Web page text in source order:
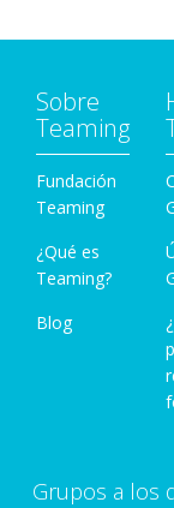
Sobre
Teaming
Fundación
Teaming
¿Qué es
Teaming?
Blog
Grupos a los